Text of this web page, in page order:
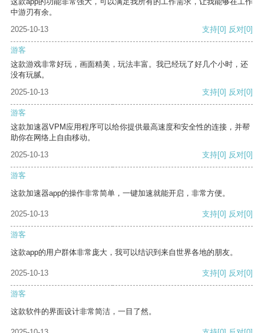
中游刃有余。
2025-10-13
支持[0] 反对[0]
游客
这款游戏非常好玩，画面精美，玩法丰富。我已经玩了好几个小时，还
没有玩腻。
2025-10-13
支持[0] 反对[0]
游客
这款加速器VPM应用程序可以给你提供最高速度和安全性的连接，并帮
助你在网络上自由移动。
2025-10-13
支持[0] 反对[0]
游客
这款加速器app的操作非常简单，一键加速就能开启，非常方便。
2025-10-13 支持[0] 反对[0]
游客
这款app的用户群体非常庞大，我可以结识到来自世界各地的朋友。
2025-10-13 支持[0] 反对[0]
游客
这款软件的界面设计非常简洁，一目了然。